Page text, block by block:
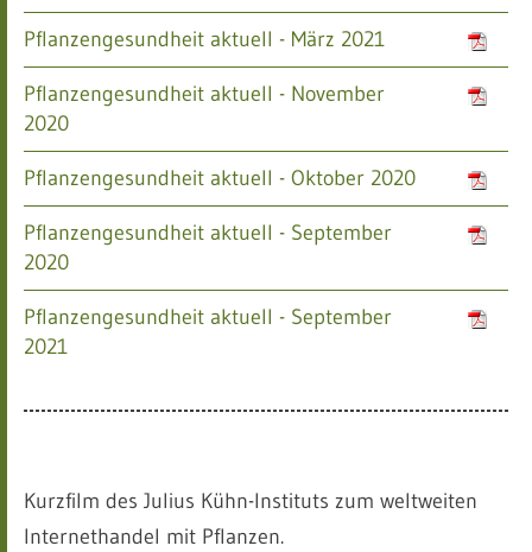
Pflanzengesundheit aktuell - März 2021
Pflanzengesundheit aktuell - November
2020
Pflanzengesundheit aktuell - Oktober 2020
Pflanzengesundheit aktuell - September
2020
Pflanzengesundheit aktuell - September
2021
Kurzfilm des Julius Kühn-Instituts zum weltweiten
Internethandel mit Pflanzen.